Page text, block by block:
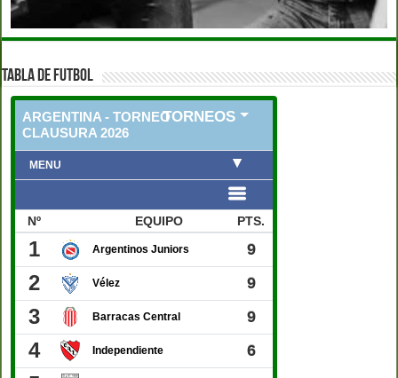
TABLA DE FUTBOL